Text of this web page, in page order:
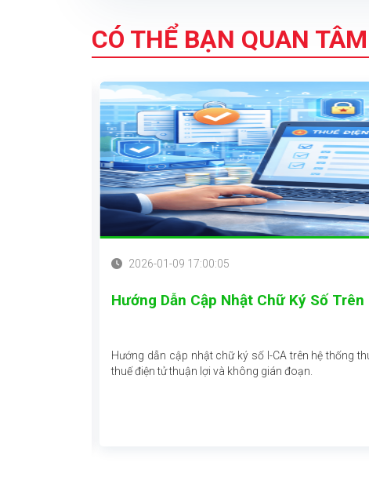
CÓ THỂ BẠN QUAN TÂM
2026-01-09 17:00:05
Hướng Dẫn Cập Nhật Chữ Ký Số
Hướng dẫn cập nhật chữ ký số I-CA trên hệ thống
thuế điện tử thuận lợi và không gián đoạn.